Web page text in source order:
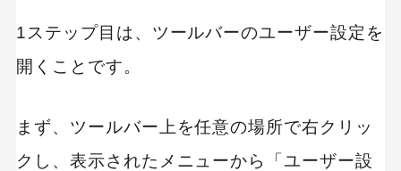
1ステップ目は、ツールバーのユーザー設定を
開くことです。
まず、ツールバー上を任意の場所で右クリッ
クし、表示されたメニューから「ユーザー設